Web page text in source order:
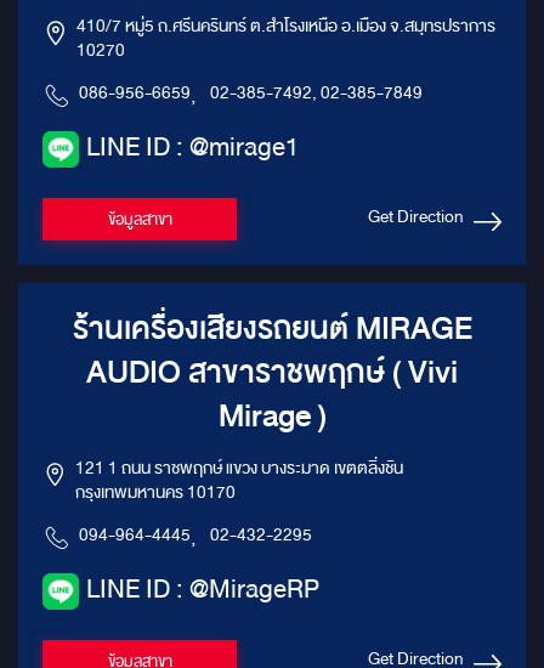
410/7 หมู่5 ถ.ศรีนครินทร์ ต.สำโรงเหนือ อ.เมือง จ.สมุทรปราการ
10270
086-956-6659, 02-385-7492, 02-385-7849
LINE ID : @mirage1
ข้อมูลสาขา Get Direction
ร้านเครื่องเสียงรถยนต์ MIRAGE
AUDIO สาขาราชพฤกษ์ ( Vivi
Mirage )
121 1 ถนน ราชพฤกษ์ แขวง บางระมาด เขตตลิ่งชัน
กรุงเทพมหานคร 10170
094-964-4445, 02-432-2295
LINE ID : @MirageRP
ข้อมูลสาขา Get Direction